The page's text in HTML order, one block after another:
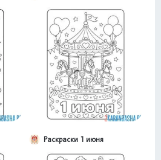
Раскраски 1 июня